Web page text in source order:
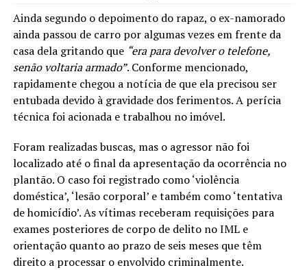
Ainda segundo o depoimento do rapaz, o ex-namorado
ainda passou de carro por algumas vezes em frente da
casa dela gritando que “era para devolver o telefone,
senão voltaria armado”. Conforme mencionado,
rapidamente chegou a notícia de que ela precisou ser
entubada devido à gravidade dos ferimentos. A perícia
técnica foi acionada e trabalhou no imóvel.
Foram realizadas buscas, mas o agressor não foi
localizado até o final da apresentação da ocorrência no
plantão. O caso foi registrado como ‘violência
doméstica’, ‘lesão corporal’ e também como ‘tentativa
de homicídio’. As vítimas receberam requisições para
exames posteriores de corpo de delito no IML e
orientação quanto ao prazo de seis meses que têm
direito a processar o envolvido criminalmente.